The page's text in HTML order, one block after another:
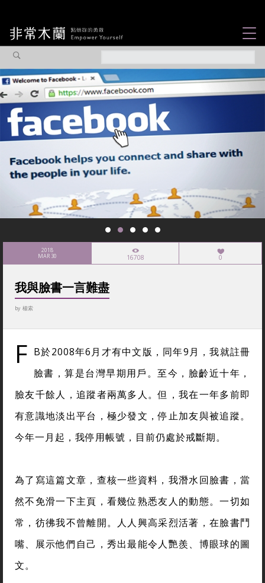
觀點專欄
焦點企劃
社會企業
認識我們
2018
MAR 30 16708 0
我與臉書一言難盡
by 楊索
F B於2008年6月才有中文版，同年9月，我就註冊
臉書，算是台灣早期用戶。至今，臉齡近十年，
臉友千餘人，追蹤者兩萬多人。但，我在一年多前即
有意識地淡出平台，極少發文，停止加友與被追蹤。
今年一月起，我停用帳號，目前仍處於戒斷期。
為了寫這篇文章，查核一些資料，我潛水回臉書，當
然不免滑一下主頁，看幾位熟悉友人的動態。一切如
常，彷彿我不曾離開。人人興高采烈活著，在臉書鬥
嘴、展示他們自己，秀出最能令人艷羨、博眼球的圖
文。